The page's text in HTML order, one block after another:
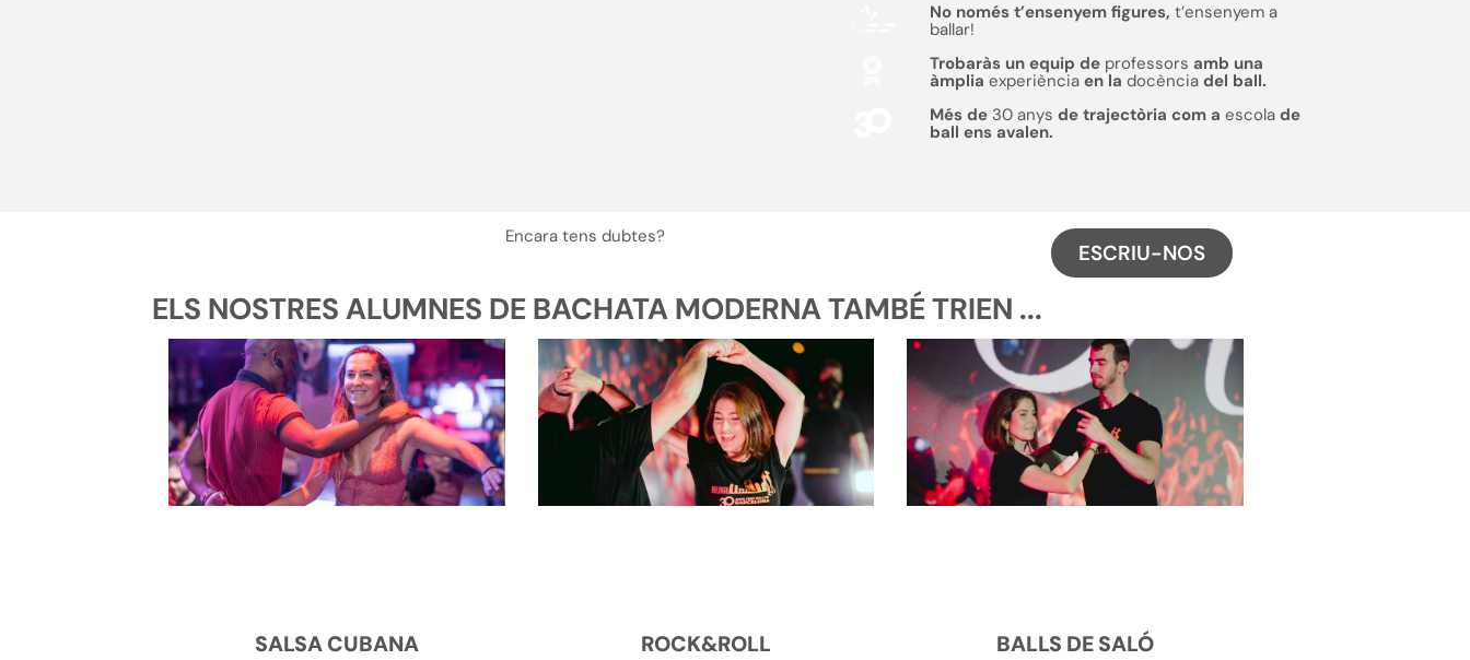
No només t’ensenyem figures, t’ensenyem a
ballar!
Trobaràs un equip de professors amb una
àmplia experiència en la docènciadel ball.
Més de 30 anys de trajectòria com a escolade
ball ens avalen.
Encara tens dubtes?
ESCRIU-NOS
ELS NOSTRES ALUMNES DE BACHATA MODERNA TAMBÉ TRIEN ...
SALSA CUBANA ROCK&ROLL BALLS DE SALÓ